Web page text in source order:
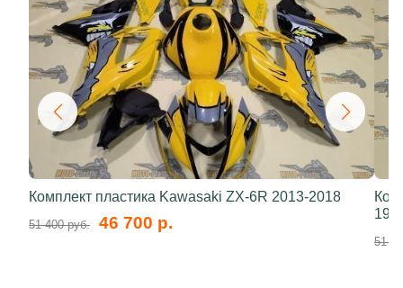
Комплект пластика Kawasaki ZX-6R 2013-2018
51 400 руб. 46 700 р.
51